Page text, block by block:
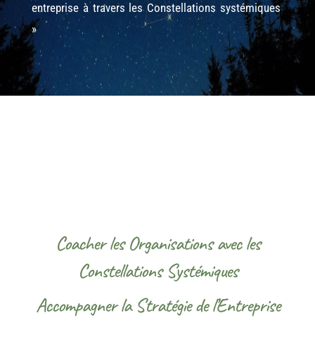
entreprise à travers les Constellations systémiques
»
Coacher les Organisations avec les
Constellations Systémiques
Accompagner la Stratégie de l’Entreprise